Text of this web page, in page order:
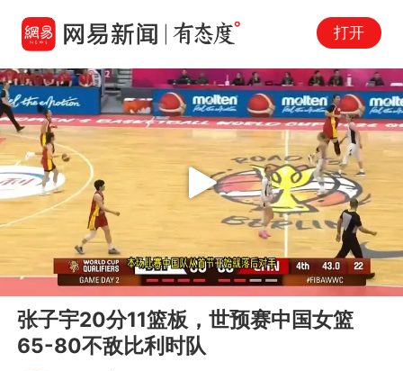
打开
00:00 00:30
Play
张子宇20分11篮板，世预赛中国女篮
65-80不敌比利时队